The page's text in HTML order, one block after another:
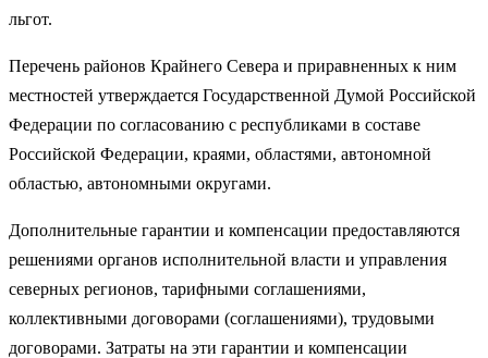
льгот.
Перечень районов Крайнего Севера и приравненных к ним
местностей утверждается Государственной Думой Российской
Федерации по согласованию с республиками в составе
Российской Федерации, краями, областями, автономной
областью, автономными округами.
Дополнительные гарантии и компенсации предоставляются
решениями органов исполнительной власти и управления
северных регионов, тарифными соглашениями,
коллективными договорами (соглашениями), трудовыми
договорами. Затраты на эти гарантии и компенсации